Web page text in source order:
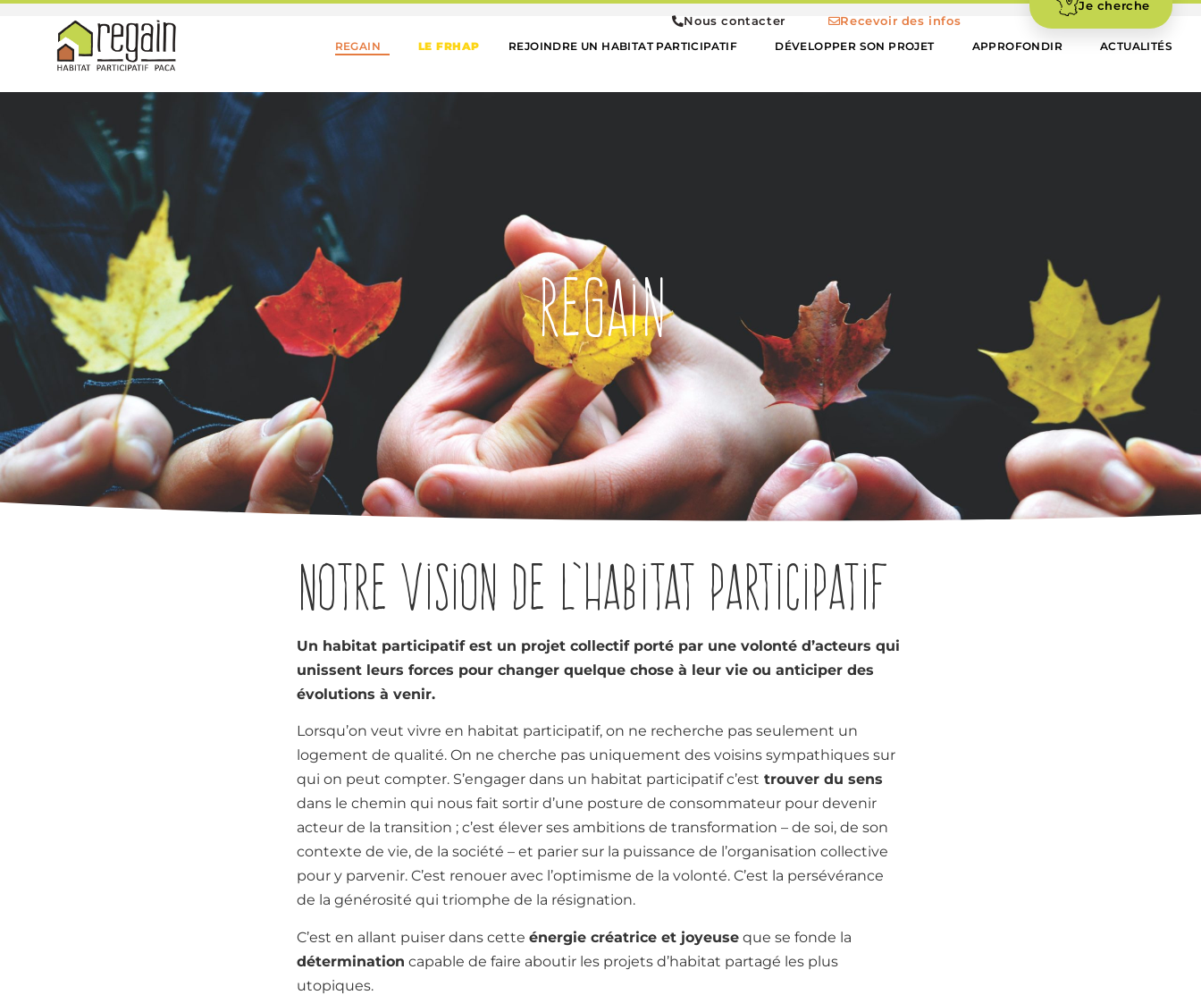
Recevoir des infos
Nous contacter
Je cherche
REGAIN LE FRHAP REJOINDRE UN HABITAT PARTICIPATIF DÉVELOPPER SON PROJET APPROFONDIR ACTUALITÉS
Regain
Notre vision de l’habitat participatif
Un habitat participatif est un projet collectif porté par une volonté d’acteurs qui
unissent leurs forces pour changer quelque chose à leur vie ou anticiper des
évolutions à venir.
Lorsqu’on veut vivre en habitat participatif, on ne recherche pas seulement un
logement de qualité. On ne cherche pas uniquement des voisins sympathiques sur
qui on peut compter. S’engager dans un habitat participatif c’est trouver du sens
dans le chemin qui nous fait sortir d’une posture de consommateur pour devenir
acteur de la transition ; c’est élever ses ambitions de transformation – de soi, de son
contexte de vie, de la société – et parier sur la puissance de l’organisation collective
pour y parvenir. C’est renouer avec l’optimisme de la volonté. C’est la persévérance
de la générosité qui triomphe de la résignation.
C’est en allant puiser dans cette énergie créatrice et joyeuse que se fonde la
détermination capable de faire aboutir les projets d’habitat partagé les plus
utopiques.